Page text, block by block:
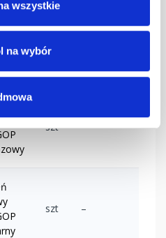
wszystkie
na wybór
szt
szt –
szt –